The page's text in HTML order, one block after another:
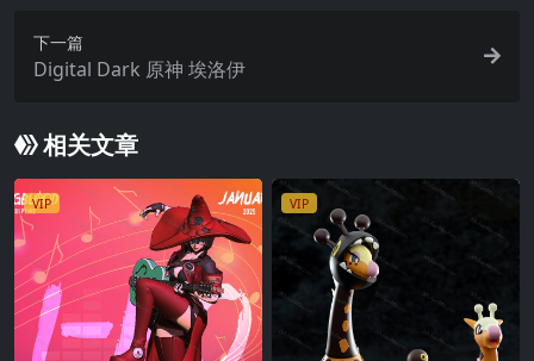
下一篇
Digital Dark 原神 埃洛伊
相关文章
VIP VIP